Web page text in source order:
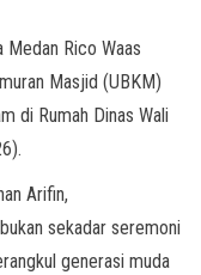
Medan Rico Waas
Masjid (UBKM)
di Rumah Dinas Wali
Arifin,
sekadar seremoni
generasi muda